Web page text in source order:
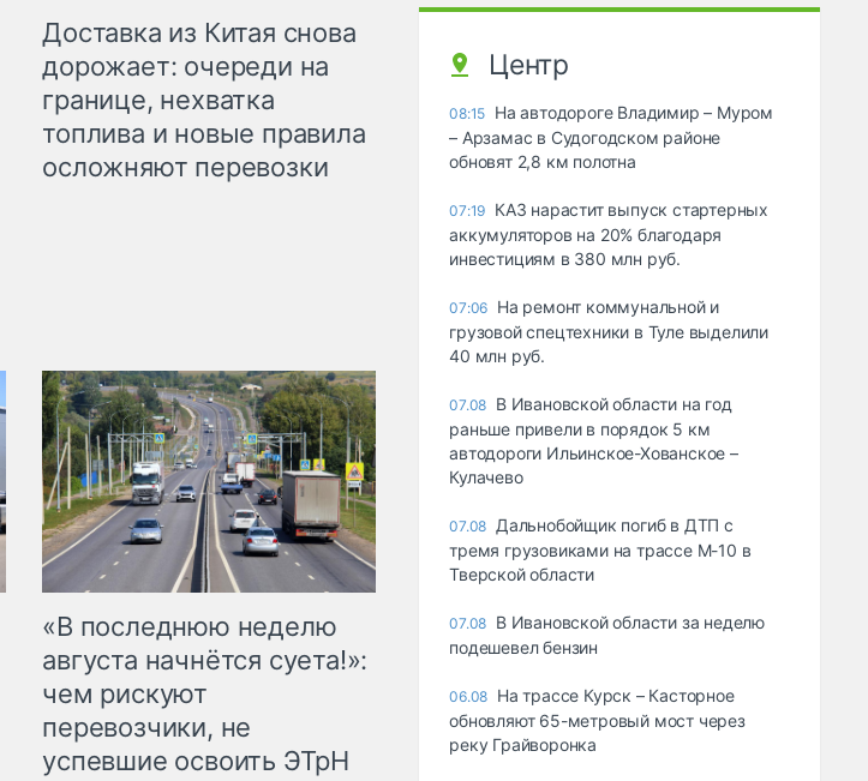
Доставка из Китая снова
дорожает: очереди на
границе, нехватка
топлива и новые правила
осложняют перевозки
«В последнюю неделю
августа начнётся суета!»:
чем рискуют
перевозчики, не
успевшие освоить ЭТрН
Центр
08:15 На автодороге Владимир – Муром
– Арзамас в Судогодском районе
обновят 2,8 км полотна
07:19 КАЗ нарастит выпуск стартерных
аккумуляторов на 20% благодаря
инвестициям в 380 млн руб.
07:06 На ремонт коммунальной и
грузовой спецтехники в Туле выделили
40 млн руб.
07.08 В Ивановской области на год
раньше привели в порядок 5 км
автодороги Ильинское-Хованское –
Кулачево
07.08 Дальнобойщик погиб в ДТП с
тремя грузовиками на трассе М-10 в
Тверской области
07.08 В Ивановской области за неделю
подешевел бензин
06.08 На трассе Курск – Касторное
обновляют 65-метровый мост через
реку Грайворонка